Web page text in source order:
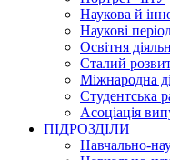
Наукова й
Наукові
Освітня
Сталий
Міжнародна
Студентська
Асоціація
ПІДРОЗДІЛИ
Навчально-